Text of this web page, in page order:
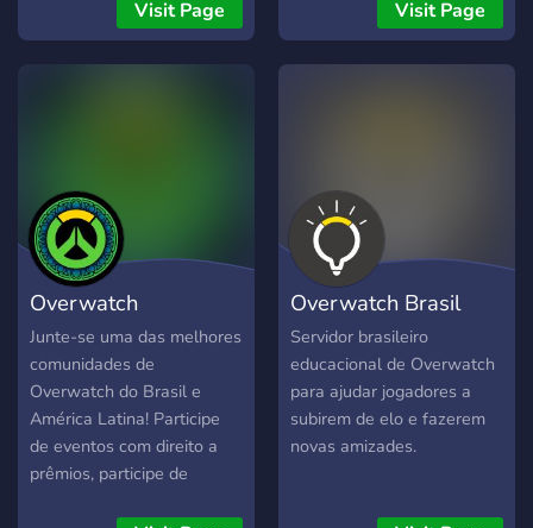
every Saturday! ‼️ No
toxicity allowed. Join and
Visit Page Visit Page
Overwatch
BRASIL/LATAM -
Grupo S
Junte-se uma das melhores
comunidades de
Overwatch do Brasil e
América Latina! Participe
de eventos com direito a
prêmios, participe de
Overwatch Brasil
Insight
Servidor brasileiro
educacional de Overwatch
para ajudar jogadores a
subirem de elo e fazerem
novas amizades.